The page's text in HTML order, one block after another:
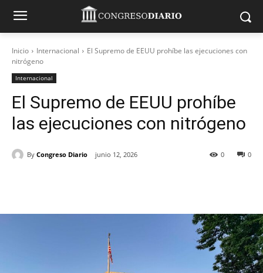
Inicio Internacional
El Supremo de EEUU prohíbe las ejecuciones con
nitrógeno
Internacional
El Supremo de EEUU prohíbe
las ejecuciones con nitrógeno
By Congreso Diario junio 12, 2026 0
0